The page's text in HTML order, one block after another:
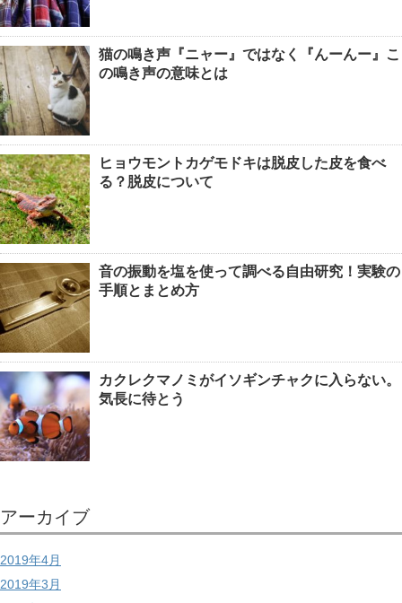
猫の鳴き声『ニャー』ではなく『んーんー』こ
の鳴き声の意味とは
ヒョウモントカゲモドキは脱皮した皮を食べ
る？脱皮について
音の振動を塩を使って調べる自由研究！実験の
手順とまとめ方
カクレクマノミがイソギンチャクに入らない。
気長に待とう
アーカイブ
2019年4月
2019年3月